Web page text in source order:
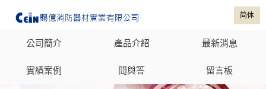
简体
公司簡介 產品介紹 最新消息
實績案例 問與答 留言板